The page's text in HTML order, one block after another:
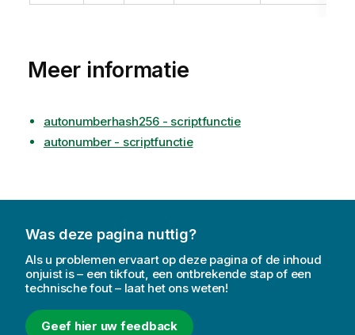
Meer informatie
autonumberhash256 - scriptfunctie
autonumber - scriptfunctie
Was deze pagina nuttig?
Als u problemen ervaart op deze pagina of de inhoud
onjuist is – een tikfout, een ontbrekende stap of een
technische fout – laat het ons weten!
Geef hier uw feedback